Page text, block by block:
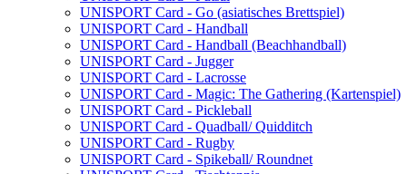
UNISPORT Card - Go (asiatisches Brettspiel)
UNISPORT Card - Handball
UNISPORT Card - Handball (Beachhandball)
UNISPORT Card - Jugger
UNISPORT Card - Lacrosse
UNISPORT Card - Magic: The Gathering (Kartenspiel)
UNISPORT Card - Pickleball
UNISPORT Card - Quadball/ Quidditch
UNISPORT Card - Rugby
UNISPORT Card - Spikeball/ Roundnet